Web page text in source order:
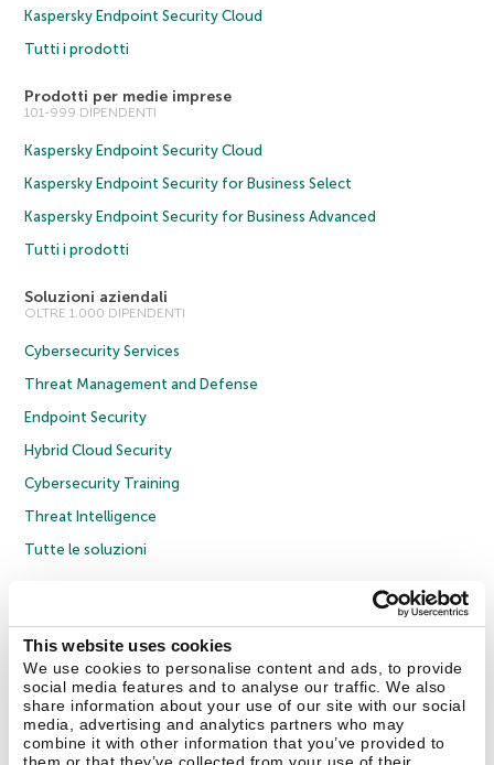
This website uses cookies
We use cookies to personalise content and ads, to provide
social media features and to analyse our traffic. We also
share information about your use of our site with our social
media, advertising and analytics partners who may
combine it with other information that you’ve provided to
Kaspersky Endpoint Security Cloud
Tutti i prodotti
Prodotti per medie imprese
101-999 DIPENDENTI
Kaspersky Endpoint Security Cloud
Kaspersky Endpoint Security for Business Select
Kaspersky Endpoint Security for Business Advanced
Tutti i prodotti
Soluzioni aziendali
OLTRE 1.000 DIPENDENTI
Cybersecurity Services
Threat Management and Defense
Endpoint Security
Hybrid Cloud Security
Cybersecurity Training
Threat Intelligence
Tutte le soluzioni
Informativa sulla privacy
Cookies
Contatti Chi siamo Partner Blog Centro risorse Comunicati stampa